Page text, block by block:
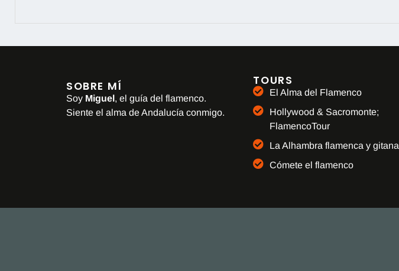
SOBRE MÍ
Soy Miguel, el guía del flamenco.
Siente el alma de Andalucía conmigo.
TOURS
El Alma del Flamenco
Hollywood & Sacromonte;
FlamencoTour
La Alhambra flamenca y gitana
Cómete el flamenco